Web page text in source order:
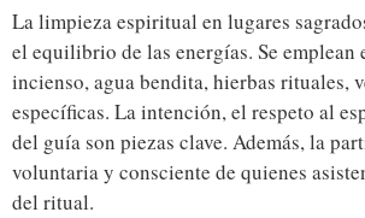
La limpieza espiritual en lugares
el equilibrio de las energías. Se emplean
incienso, agua bendita, hierbas rituales,
específicas. La intención, el respeto al
del guía son piezas clave. Además, la
voluntaria y consciente de quienes
del ritual.